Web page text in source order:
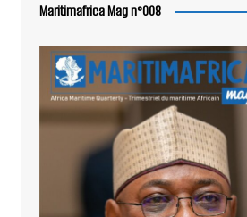
Maritimafrica Mag n°008